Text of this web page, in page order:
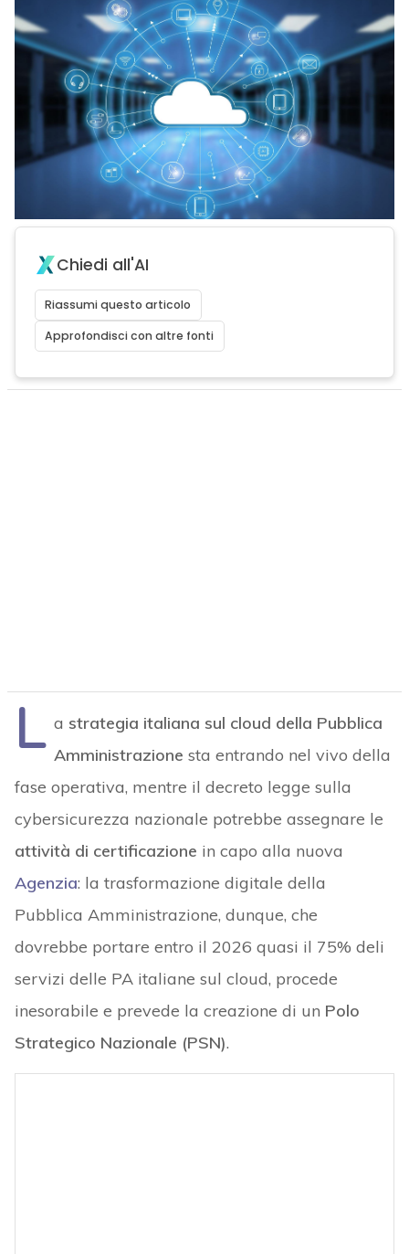
Chiedi all'AI
Riassumi questo articolo
Approfondisci con altre fonti
L a strategia italiana sul cloud della Pubblica
Amministrazione sta entrando nel vivo della
fase operativa, mentre il decreto legge sulla
cybersicurezza nazionale potrebbe assegnare le
attività di certificazione in capo alla nuova
Agenzia: la trasformazione digitale della
Pubblica Amministrazione, dunque, che
dovrebbe portare entro il 2026 quasi il 75% deli
servizi delle PA italiane sul cloud, procede
inesorabile e prevede la creazione di un Polo
Strategico Nazionale (PSN).